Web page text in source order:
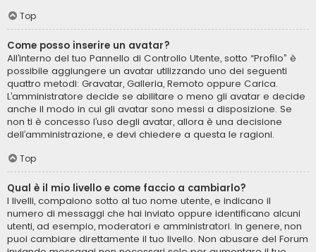
Top
Come posso inserire un avatar?
All’interno del tuo Pannello di Controllo Utente, sotto “Profilo” è
possibile aggiungere un avatar utilizzando uno dei seguenti
quattro metodi: Gravatar, Galleria, Remoto oppure Carica.
L’amministratore decide se abilitare o meno gli avatar e decide
anche il modo in cui gli avatar sono messi a disposizione. Se
non ti è concesso l’uso degli avatar, allora è una decisione
dell’amministrazione, e devi chiedere a questa le ragioni.
Top
Qual è il mio livello e come faccio a cambiarlo?
I livelli, compaiono sotto al tuo nome utente, e indicano il
numero di messaggi che hai inviato oppure identificano alcuni
utenti, ad esempio, moderatori e amministratori. In genere, non
puoi cambiare direttamente il tuo livello. Non abusare del Forum